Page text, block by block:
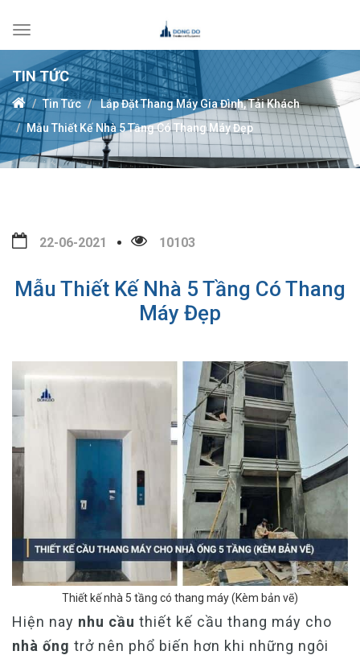
Toggle
navigation
TIN TỨC
Tin Tức
Lắp Đặt Thang Máy Gia Đình, Tải Khách
Mẫu Thiết Kế Nhà 5 Tầng Có Thang Máy Đẹp
22-06-2021 10103
Mẫu Thiết Kế Nhà 5 Tầng Có Thang
Máy Đẹp
Thiết kế nhà 5 tầng có thang máy (Kèm bản vẽ)
Hiện nay nhu cầu thiết kế cầu thang máy cho
nhà ống trở nên phổ biến hơn khi những ngôi